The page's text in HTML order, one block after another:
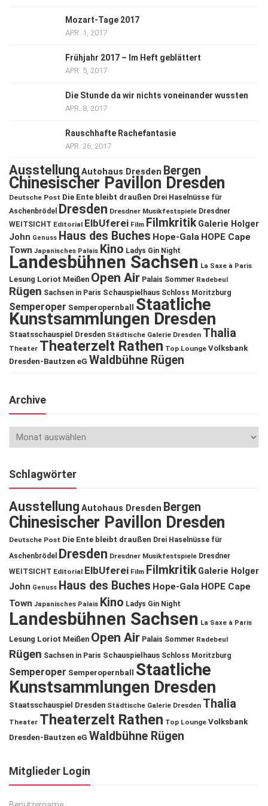
Mozart-Tage 2017
APR. 1, 2017
Frühjahr 2017 – Im Heft geblättert
APR. 5, 2017
Die Stunde da wir nichts voneinander wussten
APR. 8, 2017
Rauschhafte Rachefantasie
APR. 26, 2017
Ausstellung Autohaus Dresden Bergen
Chinesischer Pavillon Dresden
Deutsche Post Die Ente bleibt draußen Drei Haselnüsse für
Aschenbrödel
Dresden Dresdner Musikfestspiele Dresdner
WEITSICHT Editorial ElbUferei Film Filmkritik Galerie Holger
John Genuss Haus des Buches Hope-Gala HOPE Cape
Town Japanisches Palais Kino Ladys Gin Night
Landesbühnen Sachsen La Saxe à Paris
Lesung Loriot Meißen Open Air Palais Sommer Radebeul
Rügen Sachsen in Paris Schauspielhaus Schloss Moritzburg
Semperoper Semperopernball Staatliche
Kunstsammlungen Dresden
Staatsschauspiel Dresden Städtische Galerie Dresden Thalia
Theater Theaterzelt Rathen Top Lounge Volksbank
Dresden-Bautzen eG Waldbühne Rügen
Archive
Schlagwörter
Ausstellung Autohaus Dresden Bergen
Chinesischer Pavillon Dresden
Deutsche Post Die Ente bleibt draußen Drei Haselnüsse für
Aschenbrödel
Dresden Dresdner Musikfestspiele Dresdner
WEITSICHT Editorial ElbUferei Film Filmkritik Galerie Holger
John Genuss Haus des Buches Hope-Gala HOPE Cape
Town Japanisches Palais Kino Ladys Gin Night
Landesbühnen Sachsen La Saxe à Paris
Lesung Loriot Meißen Open Air Palais Sommer Radebeul
Rügen Sachsen in Paris Schauspielhaus Schloss Moritzburg
Semperoper Semperopernball
Staatliche
Kunstsammlungen Dresden
Staatsschauspiel Dresden Städtische Galerie Dresden Thalia
Theater Theaterzelt Rathen Top Lounge Volksbank
Dresden-Bautzen eG Waldbühne Rügen
Mitglieder Login